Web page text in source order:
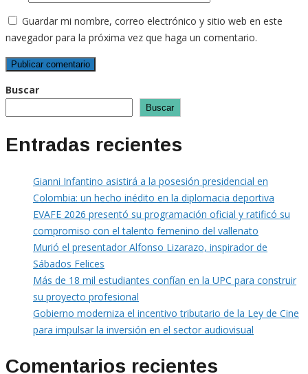
Guardar mi nombre, correo electrónico y sitio web en este
navegador para la próxima vez que haga un comentario.
Buscar
Buscar
Entradas recientes
Gianni Infantino asistirá a la posesión presidencial en
Colombia: un hecho inédito en la diplomacia deportiva
EVAFE 2026 presentó su programación oficial y ratificó su
compromiso con el talento femenino del vallenato
Murió el presentador Alfonso Lizarazo, inspirador de
Sábados Felices
Más de 18 mil estudiantes confían en la UPC para construir
su proyecto profesional
Gobierno moderniza el incentivo tributario de la Ley de Cine
para impulsar la inversión en el sector audiovisual
Comentarios recientes